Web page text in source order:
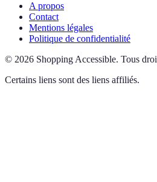
A propos
Contact
Mentions légales
Politique de confidentialité
© 2026 Shopping Accessible. Tous
Certains liens sont des liens affiliés.